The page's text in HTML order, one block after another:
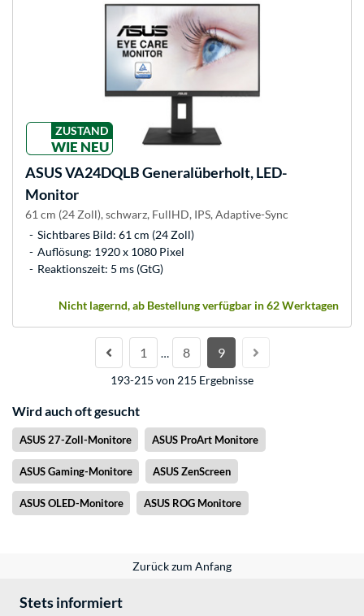
ZUSTAND
WIE NEU
ASUSVA24DQLB Generalüberholt, LED-
Monitor
61 cm (24 Zoll), schwarz, FullHD, IPS, Adaptive-Sync
Sichtbares Bild: 61 cm (24 Zoll)
Auflösung: 1920 x 1080 Pixel
Reaktionszeit: 5 ms (GtG)
Nicht lagernd, ab Bestellung verfügbar in 62 Werktagen
1 … 8 9
193-215 von 215 Ergebnisse
Wird auch oft gesucht
ASUS 27-Zoll-Monitore ASUS ProArt Monitore
ASUS Gaming-Monitore ASUS ZenScreen
ASUS OLED-Monitore ASUS ROG Monitore
Zurück zum Anfang
Stets informiert